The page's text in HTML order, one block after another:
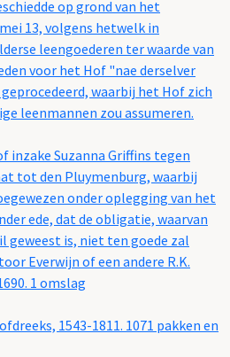
op grond van het
13, volgens hetwelk in
leengoederen ter waarde van
voor het Hof "nae derselver
waarbij het Hof zich
leenmannen zou assumeren.
inzake Suzanna Griffins tegen
tot den Pluymenburg, waarbij
onder oplegging van het
ede, dat de obligatie, waarvan
geweest is, niet ten goede zal
Everwijn of een andere R.K.
1 omslag
1543-1811. 1071 pakken en